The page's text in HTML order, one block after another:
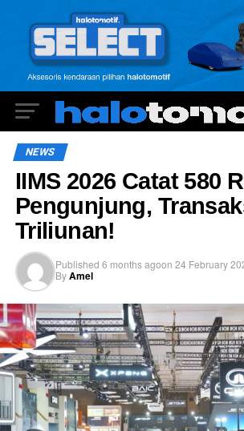
NEWS
IIMS 2026 Catat 580
Pengunjung,
Triliunan!
Published 6 months agoon 24 February
ByAmel